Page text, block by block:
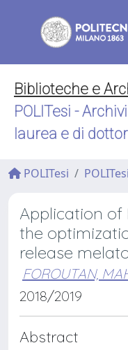
Biblioteche e
POLITesi -
laurea e di
POLITesi POLITesi
Application of
the
release
FOROUTAN,
2018/2019
Abstract